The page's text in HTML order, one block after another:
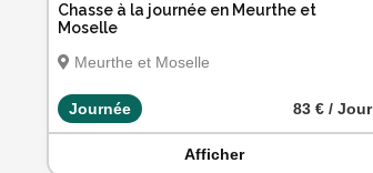
Chasse à la journée en Meurthe et
Moselle
Meurthe et Moselle
Journée 83 € / Jour
Afficher